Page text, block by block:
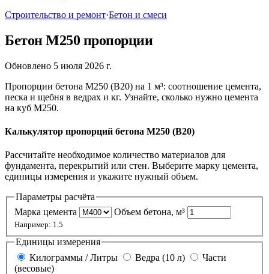
Строительство и ремонт·Бетон и смеси
Бетон М250 пропорции
Обновлено 5 июля 2026 г.
Пропорции бетона М250 (В20) на 1 м³: соотношение цемента,
песка и щебня в ведрах и кг. Узнайте, сколько нужно цемента
на куб М250.
Калькулятор пропорций бетона М250 (В20)
Рассчитайте необходимое количество материалов для
фундамента, перекрытий или стен. Выберите марку цемента,
единицы измерения и укажите нужный объем.
Параметры расчёта
Марка цемента
Объем бетона, м³
Например: 1.5
Единицы измерения
Килограммы / Литры
Ведра (10 л)
(весовые)